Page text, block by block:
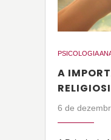
PSICOLOGIA
A
6 de